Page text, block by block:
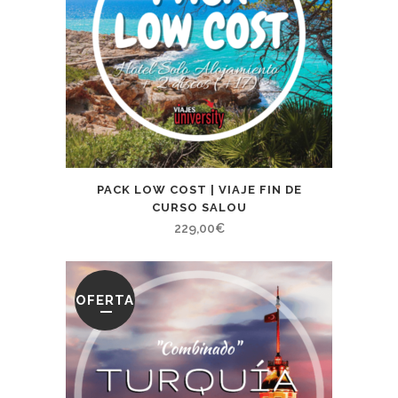
PACK LOW COST | VIAJE FIN DE
CURSO SALOU
229,00€
OFERTA